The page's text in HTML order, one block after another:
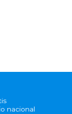
nacional